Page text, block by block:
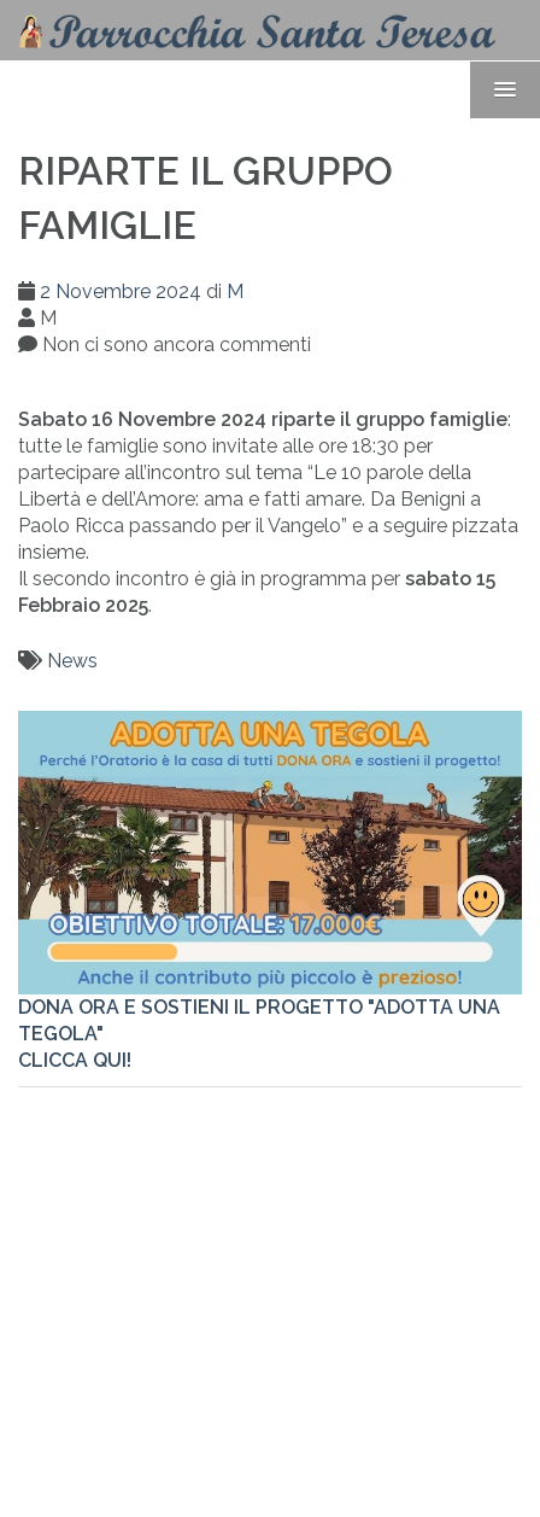
RIPARTE IL GRUPPO
FAMIGLIE
2 Novembre 2024 di M
M
Non ci sono ancora commenti
Sabato 16 Novembre 2024 riparte il gruppo famiglie:
tutte le famiglie sono invitate alle ore 18:30 per
partecipare all’incontro sul tema “Le 10 parole della
Libertà e dell’Amore: ama e fatti amare. Da Benigni a
Paolo Ricca passando per il Vangelo” e a seguire pizzata
insieme.
Il secondo incontro è già in programma per sabato 15
Febbraio 2025.
News
DONA ORA E SOSTIENI IL PROGETTO "ADOTTA UNA
TEGOLA"
CLICCA QUI!